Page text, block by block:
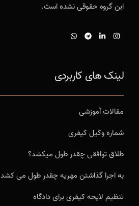
این گروه حقوقی نشده است.
لینک های کاربردی
مقالات آموزشی
شماره وکیل کیفری
طلاق توافقی چقدر طول میکشد؟
به اجرا گذاشتن مهریه چقدر طول می
تنظیم لایحه کیفری برای دادگاه